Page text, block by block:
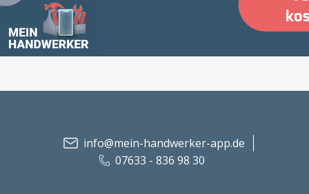
info@mein-handwerker-app.de
07633 - 836 98 30